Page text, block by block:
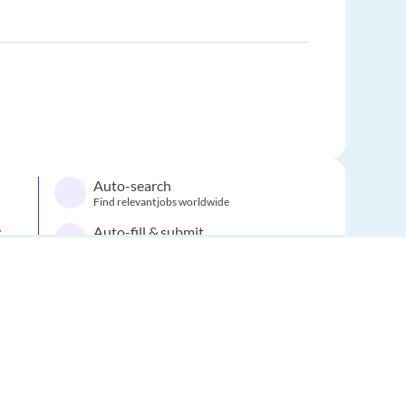
Auto-search
Find relevant jobs worldwide
Auto-fill & submit